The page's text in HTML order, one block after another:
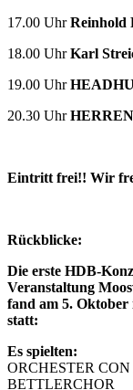
17.00 UhrReinhold
18.00 UhrKarl
19.00 Uhr
20.30 Uhr
Eintritt frei!! Wir
Rückblicke:
Die erste HDB-
Veranstaltung
fand am 5. Oktober
statt:
Es spielten:
ORCHESTER
BETTLERCHOR